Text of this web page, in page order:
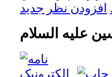
افزودن نظر جدید
عليه السلام